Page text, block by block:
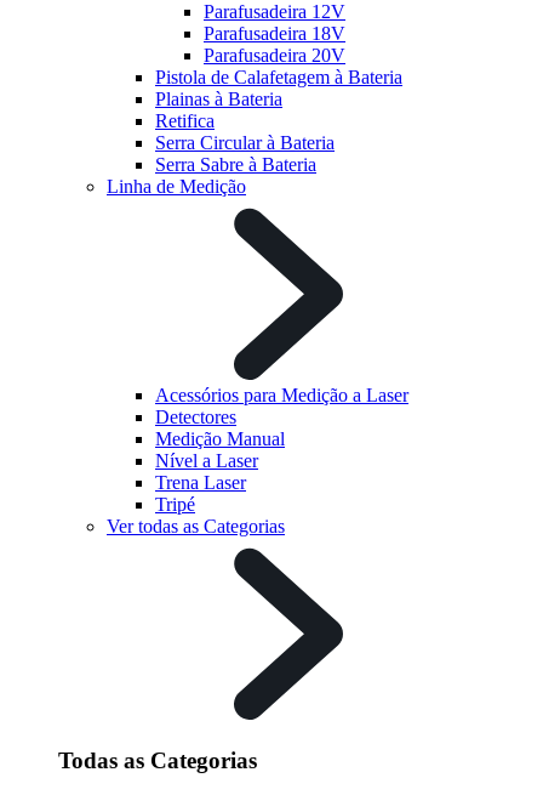
Parafusadeira 12V
Parafusadeira 18V
Parafusadeira 20V
Pistola de Calafetagem à Bateria
Plainas à Bateria
Retifica
Serra Circular à Bateria
Serra Sabre à Bateria
Linha de Medição
Acessórios para Medição a Laser
Detectores
Medição Manual
Nível a Laser
Trena Laser
Tripé
Ver todas as Categorias
Todas as Categorias